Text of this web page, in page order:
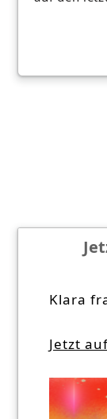
Klara
Jetzt